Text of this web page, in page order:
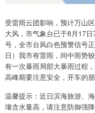
受雷雨云团影响，预计万山
大风，市气象台已于8月17
号，全市台风白色预警信号
日）我市有雷雨，间中雨势
有一次暴雨局部大暴雨过程
高峰期要注意安全，开车的
温馨提示：近日滨海旅游、
壤含水量高，请注意防御强